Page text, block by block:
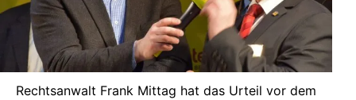
Rechtsanwalt Frank Mittag hat das Urteil vor dem